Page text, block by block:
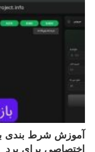
آموزش شرط بندی
اختصاصی برای برد